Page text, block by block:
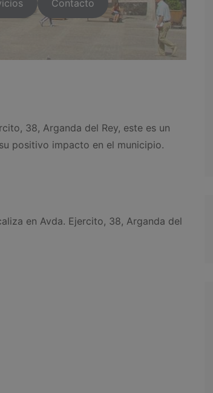
Contacto
38, Arganda del Rey, este es un
positivo impacto en el municipio.
en Avda. Ejercito, 38, Arganda del